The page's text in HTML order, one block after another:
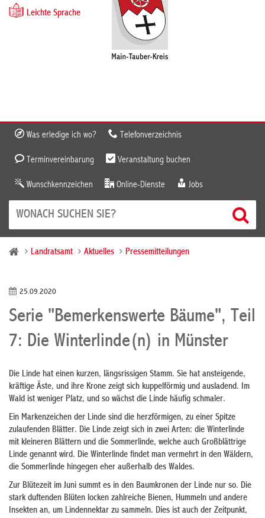
Leichte Sprache
Was erledige ich wo? Telefonverzeichnis
Terminvereinbarung Veranstaltung buchen
Wunschkennzeichen Online-Dienste Jobs
Landratsamt Aktuelles Pressemitteilungen
25.09.2020
Serie "Bemerkenswerte Bäume", Teil
7: Die Winterlinde(n) in Münster
Die Linde hat einen kurzen, längsrissigen Stamm. Sie hat ansteigende,
kräftige Äste, und ihre Krone zeigt sich kuppelförmig und ausladend. Im
Wald ist weniger Platz, und so wächst die Linde häufig schmaler.
Ein Markenzeichen der Linde sind die herzförmigen, zu einer Spitze
zulaufenden Blätter. Die Linde zeigt sich in zwei Arten: die Winterlinde
mit kleineren Blättern und die Sommerlinde, welche auch Großblättrige
Linde genannt wird. Die Winterlinde findet man vermehrt in den Wäldern,
die Sommerlinde hingegen eher außerhalb des Waldes.
Zur Blütezeit im Juni summt es in den Baumkronen der Linde nur so. Die
stark duftenden Blüten locken zahlreiche Bienen, Hummeln und andere
Insekten an, um Lindennektar zu sammeln. Dies ist auch der Zeitpunkt,